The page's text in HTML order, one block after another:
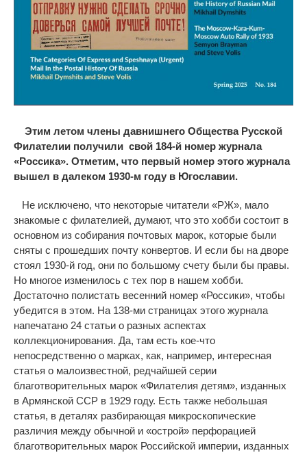
Этим летом члены давнишнего Общества Русской
Филателии получили свой 184-й номер журнала
«Россика». Отметим, что первый номер этого журнала
вышел в далеком 1930-м году в Югославии.
Не исключено, что некоторые читатели «РЖ», мало
знакомые с филателией, думают, что это хобби состоит в
основном из собирания почтовых марок, которые были
сняты с прошедших почту конвертов. И если бы на дворе
стоял 1930-й год, они по большому счету были бы правы.
Но многое изменилось с тех пор в нашем хобби.
Достаточно полистать весенний номер «Россики», чтобы
убедится в этом. На 138-ми страницах этого журнала
напечатано 24 статьи о разных аспектах
коллекционирования. Да, там есть кое-что
непосредственно о марках, как, например, интересная
статья о малоизвестной, редчайшей серии
благотворительных марок «Филателия детям», изданных
в Армянской ССР в 1929 году. Есть также небольшая
статья, в деталях разбирающая микроскопические
различия между обычной и «острой» перфорацией
благотворительных марок Российской империи, изданных